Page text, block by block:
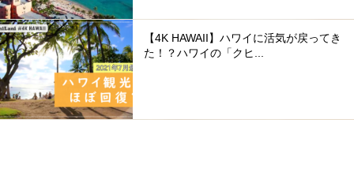
【4K HAWAII】ハワイに活気が戻ってき
た！？ハワイの「クヒ...